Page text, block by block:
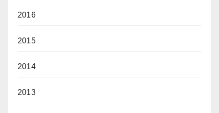
2016
2015
2014
2013